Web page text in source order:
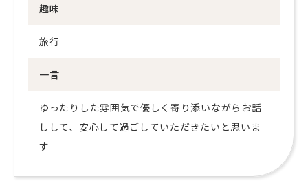
趣味
旅行
一言
ゆったりした雰囲気で優しく寄り添いながらお話
しして、安心して過ごしていただきたいと思いま
す